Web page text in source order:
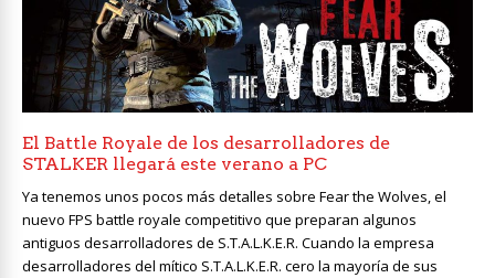
El Battle Royale de los desarrolladores de
STALKER llegará este verano a PC
Ya tenemos unos pocos más detalles sobre Fear the Wolves, el
nuevo FPS battle royale competitivo que preparan algunos
antiguos desarrolladores de S.T.A.L.K.E.R. Cuando la empresa
desarrolladores del mítico S.T.A.L.K.E.R. cero la mayoría de sus